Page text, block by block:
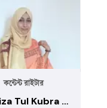
কন্টেন্ট রাইটার
Khadiza Tul Kubra Mim